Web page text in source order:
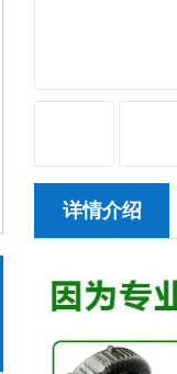
详情介绍